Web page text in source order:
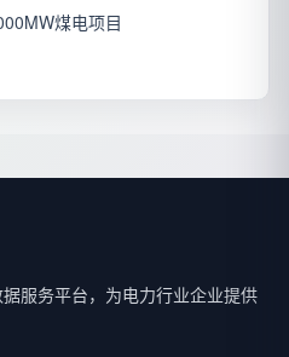
煤电项目
服务平台，为电力行业企业提供